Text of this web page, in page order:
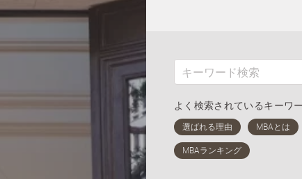
よく検索されているキーワ